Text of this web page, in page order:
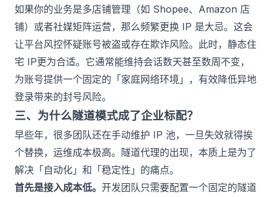
如果你的业务是多店铺管理（如 Shopee、Amazon 店
铺）或者社媒矩阵运营，那么频繁更换 IP 是大忌。这会
让平台风控怀疑账号被盗或存在欺诈风险。此时， 静态住
宅 IP更为合适。它通常能维持会话数天甚至数周不变，
为账号提供一个固定的「家庭网络环境」，有效降低异地
登录带来的封号风险。
三、为什么隧道模式成了企业标配？
早些年，很多团队还在手动维护 IP 池，一旦失效就得挨
个替换，运维成本极高。隧道代理的出现，本质上是为了
解决「自动化」和「稳定性」的痛点。
首先是接入成本低。 开发团队只需要配置一个固定的隧道